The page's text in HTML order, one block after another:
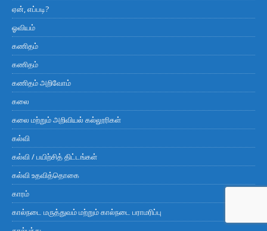
ஏன், எப்படி?
ஓவியம்
கணிதம்
கணிதம்
கணிதம் அறிவோம்
கலை
கலை மற்றும் அறிவியல் கல்லூரிகள்
கல்வி
கல்வி / பயிற்சித் திட்டங்கள்
கல்வி உதவித்தொகை
காரம்
கால்நடை மருத்துவம் மற்றும் கால்நடை பராமரிப்பு